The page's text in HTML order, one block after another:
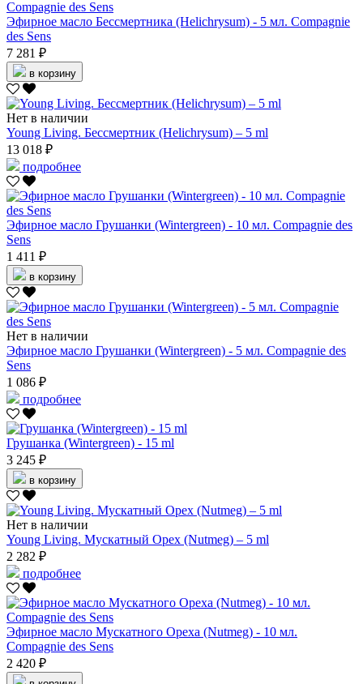
Эфирное масло Бессмертника (Helichrysum) - 5 мл. Compagnie
des Sens
7 281 ₽
в корзину
Нет в наличии
Young Living. Бессмертник (Helichrysum) – 5 ml
13 018 ₽
подробнее
Эфирное масло Грушанки (Wintergreen) - 10 мл. Compagnie des
Sens
1 411 ₽
в корзину
Нет в наличии
Эфирное масло Грушанки (Wintergreen) - 5 мл. Compagnie des
Sens
1 086 ₽
подробнее
Грушанка (Wintergreen) - 15 ml
3 245 ₽
в корзину
Нет в наличии
Young Living. Мускатный Орех (Nutmeg) – 5 ml
2 282 ₽
подробнее
Эфирное масло Мускатного Ореха (Nutmeg) - 10 мл.
Compagnie des Sens
2 420 ₽